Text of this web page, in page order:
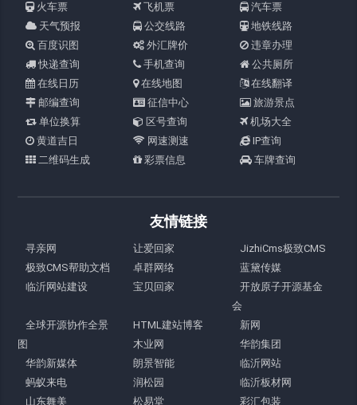
火车票
飞机票
汽车票
天气预报
公交线路
地铁线路
百度识图
外汇牌价
违章办理
快递查询
手机查询
公共厕所
在线日历
在线地图
在线翻译
邮编查询
征信中心
旅游景点
单位换算
区号查询
机场大全
黄道吉日
网速测速
IP查询
二维码生成
彩票信息 车牌查询
友情链接
寻亲网 让爱回家
JizhiCms极致CMS
极致CMS帮助文档
卓群网络
蓝黛传媒
临沂网站建设
宝贝回家
开放原子开源基金
会
全球开源协作全景
图
HTML建站博客
新网
木业网
华韵集团
华韵新媒体
朗景智能
临沂网站
蚂蚁来电
润松园
临沂板材网
山东舞美
松易堂
彩汇包装